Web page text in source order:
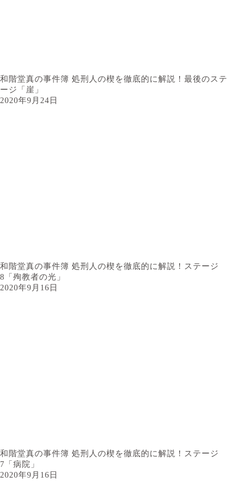
和階堂真の事件簿 処刑人の楔を徹底的に解説！最後のステ
ージ「崖」
2020年9月24日
和階堂真の事件簿 処刑人の楔を徹底的に解説！ステージ
8「殉教者の光」
2020年9月16日
和階堂真の事件簿 処刑人の楔を徹底的に解説！ステージ
7「病院」
2020年9月16日